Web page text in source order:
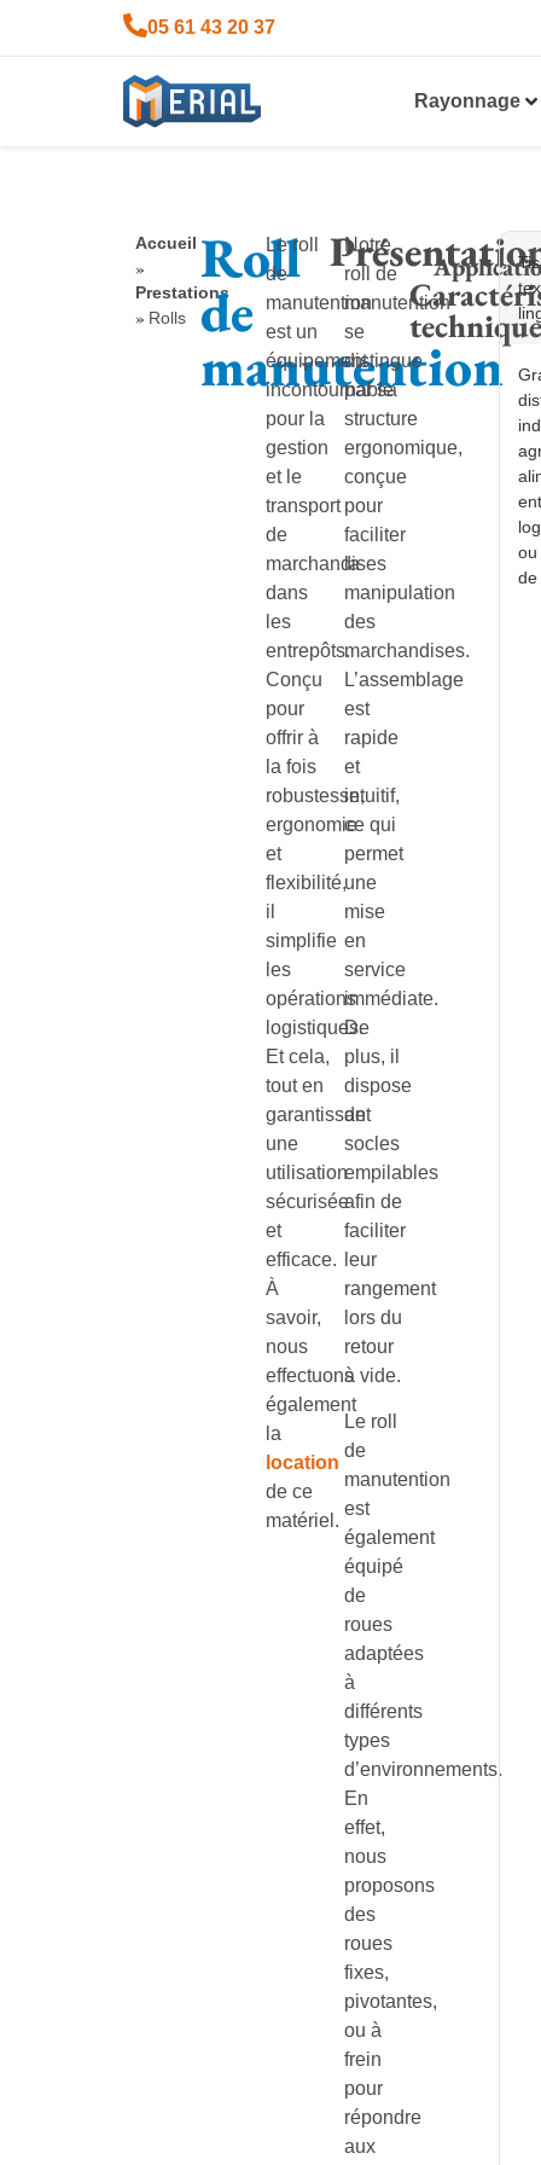
05 61 43 20 37
Rayonnage
Accueil
»
Prestations
» Rolls
Roll
de
manutention
Le roll
de
manutention
est un
équipement
incontournable
pour la
gestion
et le
transport
de
marchandises
dans
les
entrepôts.
Conçu
pour
offrir à
la fois
robustesse,
ergonomie
et
flexibilité,
il
simplifie
les
opérations
logistiques.
Et cela,
tout en
garantissant
une
utilisation
sécurisée
et
efficace.
À
savoir,
nous
effectuons
également
la
location
de ce
matériel.
Notre
roll de
manutention
se
distingue
par sa
structure
ergonomique,
conçue
pour
faciliter
la
manipulation
des
marchandises.
L’assemblage
est
rapide
et
intuitif,
ce qui
permet
une
mise
en
service
immédiate.
De
plus, il
dispose
de
socles
empilables
afin de
faciliter
leur
rangement
lors du
retour
à vide.
Le roll
de
manutention
est
également
équipé
de
roues
adaptées
à
différents
types
d’environnements.
En
effet,
nous
proposons
des
roues
fixes,
pivotantes,
ou à
frein
pour
répondre
aux
ou
de